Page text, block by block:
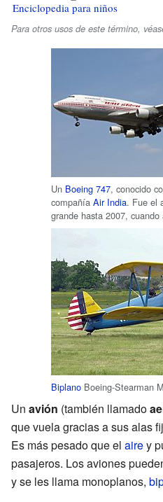
Enciclopedia para niños
Para otros usos de este término,
Un Boeing 747, conocido
compañía Air India. Fue el
grande hasta 2007, cuando
Biplano Boeing-Stearman
Un avión (también llamado
que vuela gracias a sus alas
Es más pesado que el airey
pasajeros. Los aviones
y se les llama monoplanos,